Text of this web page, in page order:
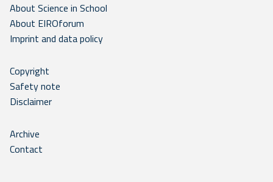
About Science in School
About EIROforum
Imprint and data policy
Copyright
Safety note
Disclaimer
Archive
Contact